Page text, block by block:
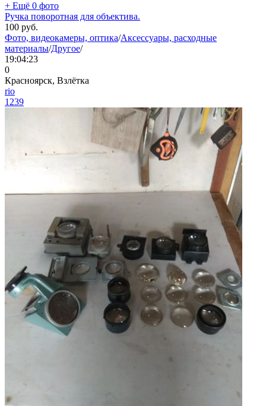
+ Ещё 0 фото
Ручка поворотная для объектива.
100 руб.
Фото, видеокамеры, оптика/Аксессуары, расходные
материалы/Другое/
19:04:23
0
Красноярск, Взлётка
rio
1239